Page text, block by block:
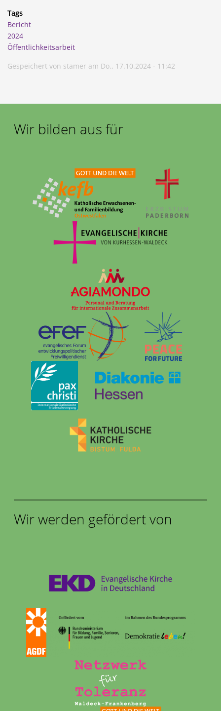
Tags
Bericht
2024
Öffentlichkeitsarbeit
Gespeichert von stamer am Do., 17.10.2024 - 11:42
Wir bilden aus für
Wir werden gefördert von